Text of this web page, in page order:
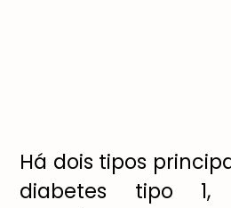
Há dois tipos
diabetes tipo